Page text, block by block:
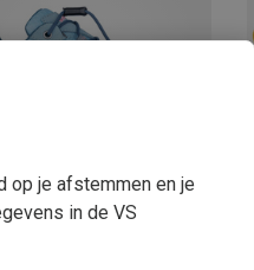
op je afstemmen en je
in de VS